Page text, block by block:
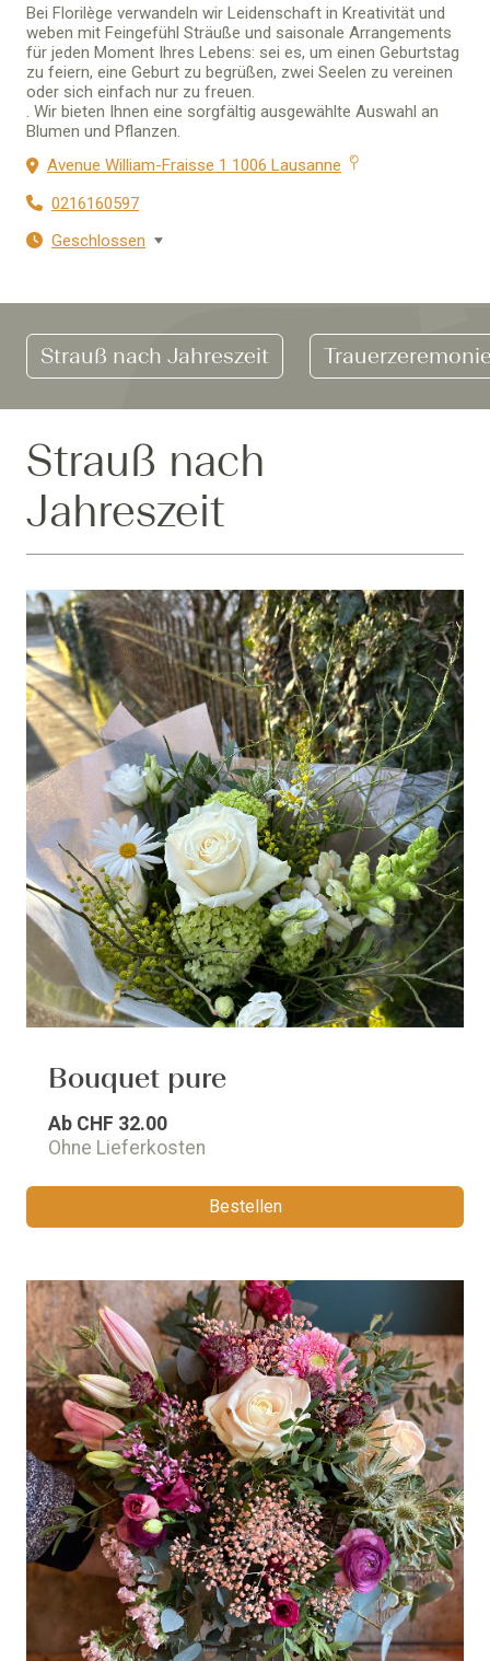
Bei Florilège verwandeln wir Leidenschaft in Kreativität und
weben mit Feingefühl Sträuße und saisonale Arrangements
für jeden Moment Ihres Lebens: sei es, um einen Geburtstag
zu feiern, eine Geburt zu begrüßen, zwei Seelen zu vereinen
oder sich einfach nur zu freuen.
. Wir bieten Ihnen eine sorgfältig ausgewählte Auswahl an
Blumen und Pflanzen.
Avenue William-Fraisse 1 1006 Lausanne
0216160597
Geschlossen
Strauß nach Jahreszeit
Strauß nach
Jahreszeit
Bouquet pure
Ab CHF 32.00
Ohne Lieferkosten
Bestellen